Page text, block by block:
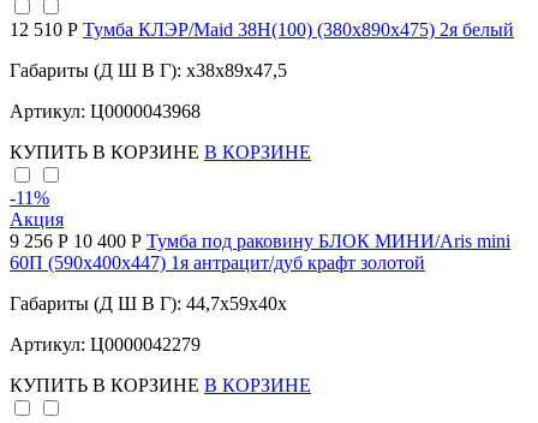
12 510 Р Тумба КЛЭР/Maid 38Н(100) (380х890х475) 2я белый
Габариты (Д Ш В Г): x38x89x47,5
Артикул: Ц0000043968
КУПИТЬ В КОРЗИНЕ В КОРЗИНЕ
-11%
Акция
9 256 Р 10 400 Р Тумба под раковину БЛОК МИНИ/Aris mini
60П (590х400х447) 1я антрацит/дуб крафт золотой
Габариты (Д Ш В Г): 44,7x59x40x
Артикул: Ц0000042279
КУПИТЬ В КОРЗИНЕ В КОРЗИНЕ